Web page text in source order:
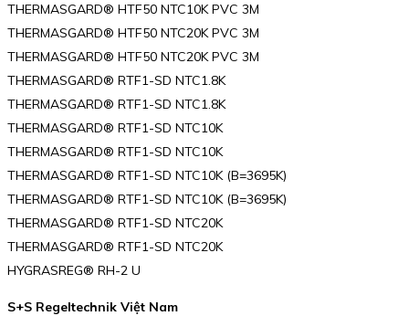
THERMASGARD® HTF50 NTC10K PVC 3M
THERMASGARD® HTF50 NTC20K PVC 3M
THERMASGARD® HTF50 NTC20K PVC 3M
THERMASGARD® RTF1-SD NTC1.8K
THERMASGARD® RTF1-SD NTC1.8K
THERMASGARD® RTF1-SD NTC10K
THERMASGARD® RTF1-SD NTC10K
THERMASGARD® RTF1-SD NTC10K (B=3695K)
THERMASGARD® RTF1-SD NTC10K (B=3695K)
THERMASGARD® RTF1-SD NTC20K
THERMASGARD® RTF1-SD NTC20K
HYGRASREG® RH-2 U
S+S Regeltechnik Việt Nam